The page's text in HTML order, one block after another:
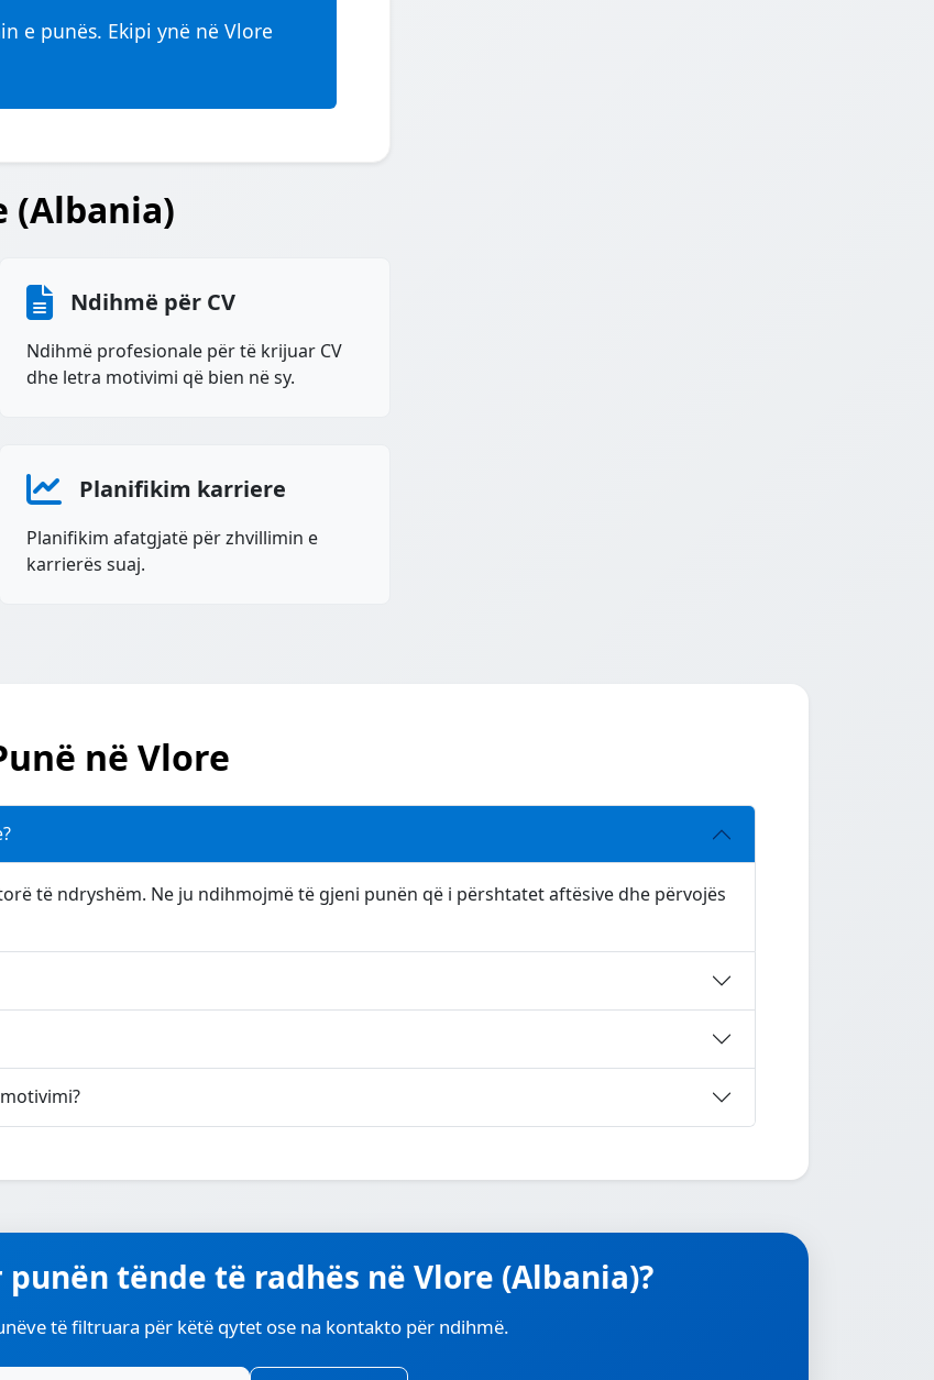
e punës. Ekipi ynë në Vlore
(Albania)
Ndihmë për CV
Ndihmë profesionale për të krijuar CV
dhe letra motivimi që bien në sy.
Planifikim karriere
Planifikim afatgjatë për zhvillimin e
karrierës suaj.
në Vlore
të ndryshëm. Ne ju ndihmojmë të gjeni punën që i përshtatet aftësive dhe përvojës
tënde të radhës në Vlore (Albania)?
të filtruara për këtë qytet ose na kontakto për ndihmë.